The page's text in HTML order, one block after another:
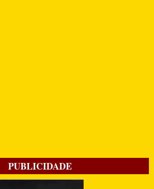
PUBLICIDADE